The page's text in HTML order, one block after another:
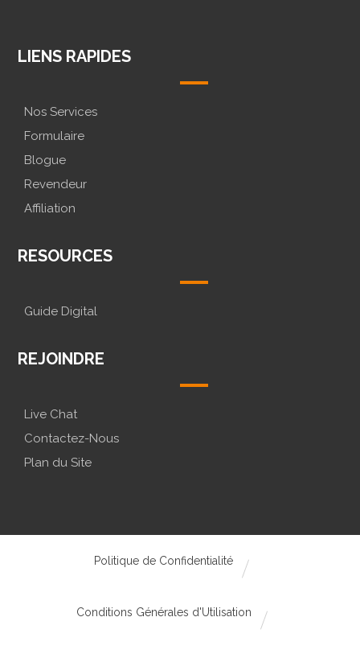
LIENS RAPIDES
Nos Services
Formulaire
Blogue
Revendeur
Affiliation
RESOURCES
Guide Digital
REJOINDRE
Live Chat
Contactez-Nous
Plan du Site
Politique de Confidentialité
Conditions Générales d'Utilisation